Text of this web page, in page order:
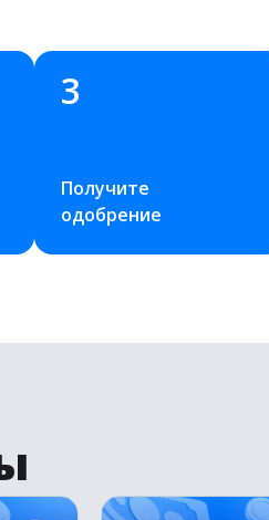
3
Получите
одобрение